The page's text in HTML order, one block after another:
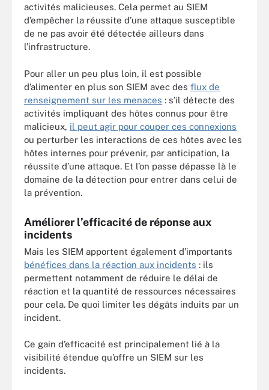
activités malicieuses. Cela permet au SIEM
d’empêcher la réussite d’une attaque susceptible
de ne pas avoir été détectée ailleurs dans
l’infrastructure.
Pour aller un peu plus loin, il est possible
d’alimenter en plus son SIEM avec des flux de
renseignement sur les menaces : s’il détecte des
activités impliquant des hôtes connus pour être
malicieux, il peut agir pour couper ces connexions
ou perturber les interactions de ces hôtes avec les
hôtes internes pour prévenir, par anticipation, la
réussite d’une attaque. Et l’on passe dépasse là le
domaine de la détection pour entrer dans celui de
la prévention.
Améliorer l’efficacité de réponse aux
incidents
Mais les SIEM apportent également d’importants
bénéfices dans la réaction aux incidents : ils
permettent notamment de réduire le délai de
réaction et la quantité de ressources nécessaires
pour cela. De quoi limiter les dégâts induits par un
incident.
Ce gain d’efficacité est principalement lié à la
visibilité étendue qu’offre un SIEM sur les
incidents.